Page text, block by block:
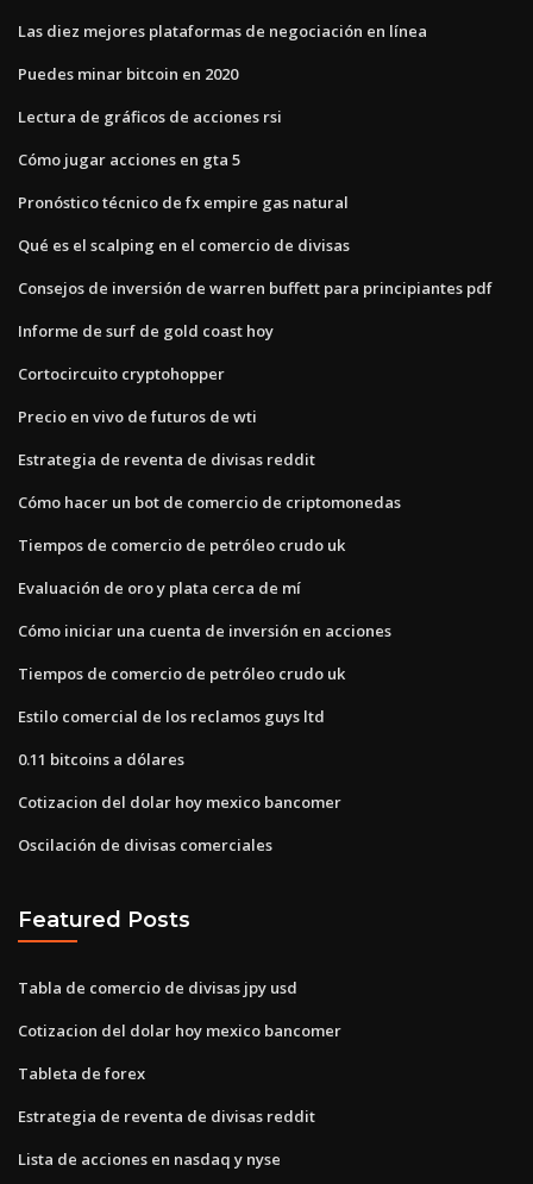
Las diez mejores plataformas de negociación en línea
Puedes minar bitcoin en 2020
Lectura de gráficos de acciones rsi
Cómo jugar acciones en gta 5
Pronóstico técnico de fx empire gas natural
Qué es el scalping en el comercio de divisas
Consejos de inversión de warren buffett para principiantes pdf
Informe de surf de gold coast hoy
Cortocircuito cryptohopper
Precio en vivo de futuros de wti
Estrategia de reventa de divisas reddit
Cómo hacer un bot de comercio de criptomonedas
Tiempos de comercio de petróleo crudo uk
Evaluación de oro y plata cerca de mí
Cómo iniciar una cuenta de inversión en acciones
Tiempos de comercio de petróleo crudo uk
Estilo comercial de los reclamos guys ltd
0.11 bitcoins a dólares
Cotizacion del dolar hoy mexico bancomer
Oscilación de divisas comerciales
Featured Posts
Tabla de comercio de divisas jpy usd
Cotizacion del dolar hoy mexico bancomer
Tableta de forex
Estrategia de reventa de divisas reddit
Lista de acciones en nasdaq y nyse